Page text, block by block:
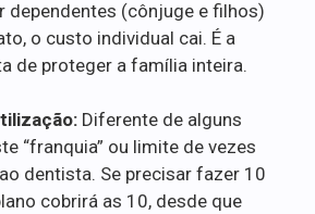
dependentes (cônjuge e filhos)
o custo individual cai. É a
de proteger a família inteira.
Diferente de alguns
“franquia” ou limite de vezes
dentista. Se precisar fazer 10
cobrirá as 10, desde que